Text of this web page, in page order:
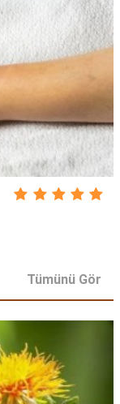
Tümünü Gör